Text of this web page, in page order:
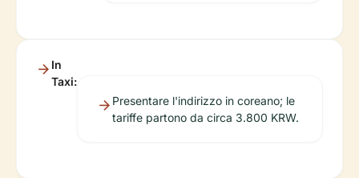
In
Taxi:
Presentare l'indirizzo in coreano; le
tariffe partono da circa 3.800 KRW.